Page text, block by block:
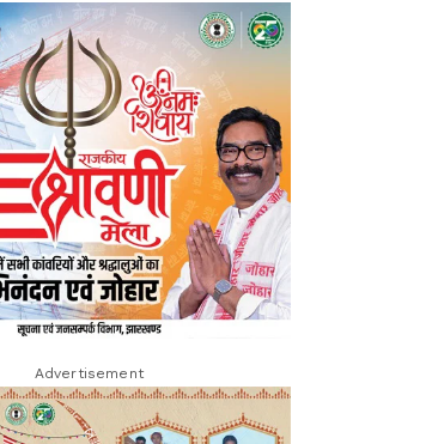
Advertisement